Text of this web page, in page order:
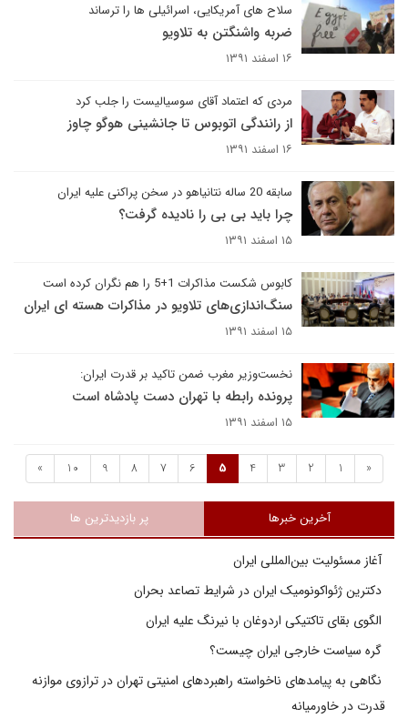
سلاح های آمریکایی، اسرائیلی ها را ترساند
ضربه واشنگتن به تلاویو
۱۶ اسفند ۱۳۹۱
مردی که اعتماد آقای سوسیالیست را جلب کرد
از رانندگی اتوبوس تا جانشینی هوگو چاوز
۱۶ اسفند ۱۳۹۱
سابقه 20 ساله نتانیاهو در سخن پراکنی علیه ایران
چرا باید بی بی را نادیده گرفت؟
۱۵ اسفند ۱۳۹۱
کابوس شکست مذاکرات 1+5 را هم نگران کرده است
سنگ‌اندازی‌های تلاویو در مذاکرات هسته ای ایران
۱۵ اسفند ۱۳۹۱
نخست‌وزیر مغرب ضمن تاکید بر قدرت ایران:
پرونده رابطه با تهران دست پادشاه است
۱۵ اسفند ۱۳۹۱
«
1
2
3
4
5
6
7
8
9
10
»
آخرین خبرها پر بازدیدترین ها
آغاز مسئولیت بین‌المللی ایران
دکترین ژئواکونومیک ایران در شرایط تصاعد بحران
الگوی بقای تاکتیکی اردوغان با نیرنگ علیه ایران
گره سیاست خارجی ایران چیست؟
نگاهی به پیامدهای ناخواسته راهبردهای امنیتی تهران در ترازوی موازنه
قدرت در خاورمیانه